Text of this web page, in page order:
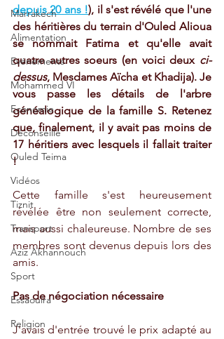
Marrakech
Alimentation
Evénements
Mohammed VI
Economie
Déconseillé
Ouled Teima
Vidéos
Tiznit
Transport
Aziz Akhannouch
Sport
Essaouira
Religion
depuis 20 ans !), il s'est révélé que l'une
des héritières du terrain d'Ouled Alioua
se nommait Fatima et qu'elle avait
quatre autres soeurs (en voici deux ci-
dessus, Mesdames Aïcha et Khadija). Je
vous passe les détails de l'arbre
généalogique de la famille S. Retenez
que, finalement, il y avait pas moins de
17 héritiers avec lesquels il fallait traiter
!
Cette famille s'est heureusement
révélée être non seulement correcte,
mais aussi chaleureuse. Nombre de ses
membres sont devenus depuis lors des
amis.
Pas de négociation nécessaire
J'avais d'entrée trouvé le prix adapté au